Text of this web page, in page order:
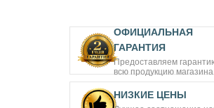
ОФИЦИАЛЬНАЯ
ГАРАНТИЯ
Предоставляем
всю продукцию
НИЗКИЕ ЦЕНЫ